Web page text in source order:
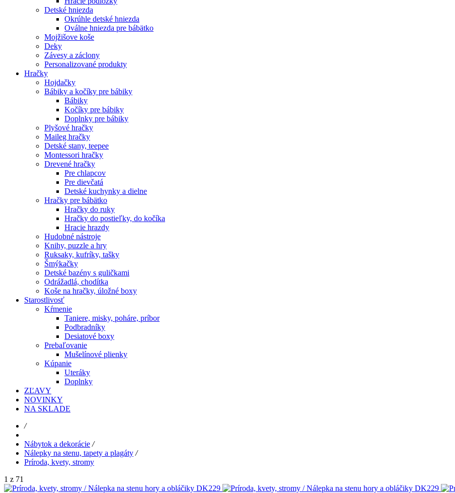
Detské hniezda
Okrúhle detské hniezda
Oválne hniezda pre bábätko
Mojžišove koše
Deky
Závesy a záclony
Personalizované produkty
Hračky
Hojdačky
Bábiky a kočíky pre bábiky
Bábiky
Kočíky pre bábiky
Doplnky pre bábiky
Plyšové hračky
Maileg hračky
Detské stany, teepee
Montessori hračky
Drevené hračky
Pre chlapcov
Pre dievčatá
Detské kuchynky a dielne
Hračky pre bábätko
Hračky do ruky
Hračky do postieľky, do kočíka
Hracie hrazdy
Hudobné nástroje
Knihy, puzzle a hry
Ruksaky, kufríky, tašky
Šmýkačky
Detské bazény s guličkami
Odrážadlá, chodítka
Koše na hračky, úložné boxy
Starostlivosť
Kŕmenie
Taniere, misky, poháre, príbor
Podbradníky
Desiatové boxy
Prebaľovanie
Mušelínové plienky
Kúpanie
Uteráky
Doplnky
ZĽAVY
NOVINKY
NA SKLADE
/
Nábytok a dekorácie /
Nálepky na stenu, tapety a plagáty /
Príroda, kvety, stromy
1 z 71